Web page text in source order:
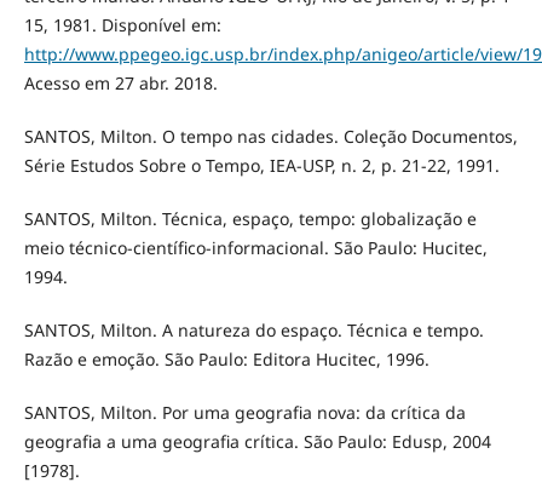
15, 1981. Disponível em:
http://www.ppegeo.igc.usp.br/index.php/anigeo/article/view/
Acesso em 27 abr. 2018.
SANTOS, Milton. O tempo nas cidades. Coleção Documentos,
Série Estudos Sobre o Tempo, IEA-USP, n. 2, p. 21-22, 1991.
SANTOS, Milton. Técnica, espaço, tempo: globalização e
meio técnico-científico-informacional. São Paulo: Hucitec,
1994.
SANTOS, Milton. A natureza do espaço. Técnica e tempo.
Razão e emoção. São Paulo: Editora Hucitec, 1996.
SANTOS, Milton. Por uma geografia nova: da crítica da
geografia a uma geografia crítica. São Paulo: Edusp, 2004
[1978].